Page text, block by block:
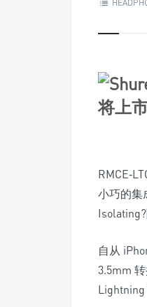
小巧的集
Isolating?
自从
3.5mm
Lightning